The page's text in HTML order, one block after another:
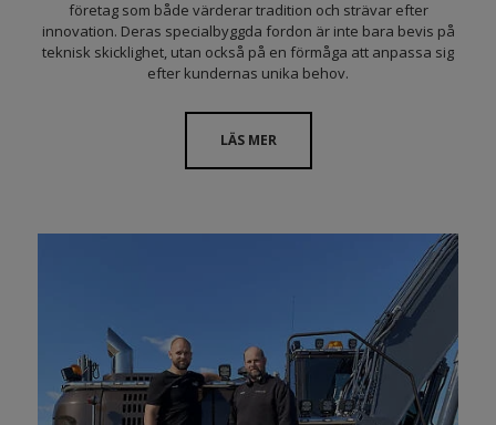
företag som både värderar tradition och strävar efter
innovation. Deras specialbyggda fordon är inte bara bevis på
teknisk skicklighet, utan också på en förmåga att anpassa sig
efter kundernas unika behov.
LÄS MER